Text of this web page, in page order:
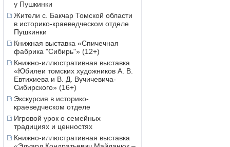
у Пушкинки
Жители с. Бакчар Томской области
в историко-краеведческом отделе
Пушкинки
Книжная выставка «Спичечная
фабрика "Сибирь"» (12+)
Книжно-иллюстративная выставка
«Юбилеи томских художников А. В.
Евтихиева и В. Д. Вучичевича-
Сибирского» (16+)
Экскурсия в историко-
краеведческом отделе
Игровой урок о семейных
традициях и ценностях
Книжно-иллюстративная выставка